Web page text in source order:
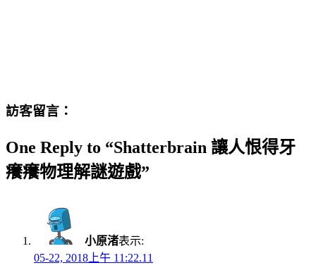
訪客留言：
One Reply to “Shatterbrain 讓人恨得牙
癢癢物理解謎遊戲”
小原渚表示:
05-22, 2018上午 11:22.11